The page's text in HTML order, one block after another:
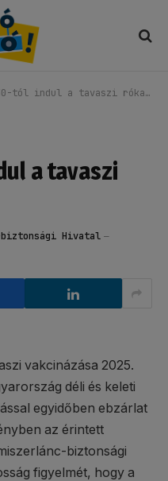
indul a tavaszi rókavakcinázás
a tavaszi
biztonsági Hivatal
vakcinázása 2025.
déli és keleti
egyidőben ebzárlat
az érintett
biztonsági
figyelmét, hogy a